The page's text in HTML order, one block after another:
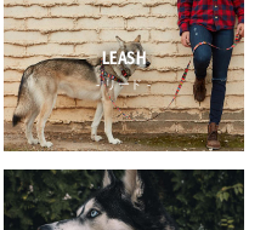
LEASH
- リード -